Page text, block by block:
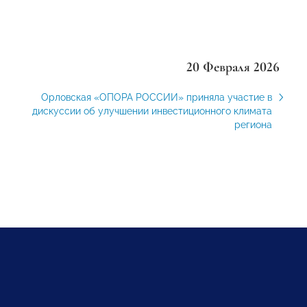
20 Февраля 2026
Орловская «ОПОРА РОССИИ» приняла участие в
дискуссии об улучшении инвестиционного климата
региона